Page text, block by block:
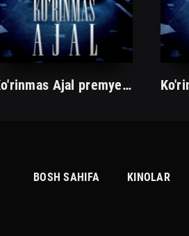
Ko'rinmas Ajal premyera
BOSH SAHIFA KINOLAR